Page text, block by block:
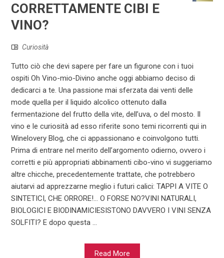
CORRETTAMENTE CIBI E
VINO?
Curiosità
Tutto ciò che devi sapere per fare un figurone con i tuoi
ospiti Oh Vino-mio-Divino anche oggi abbiamo deciso di
dedicarci a te. Una passione mai sferzata dai venti delle
mode quella per il liquido alcolico ottenuto dalla
fermentazione del frutto della vite, dell’uva, o del mosto. Il
vino e le curiosità ad esso riferite sono temi ricorrenti qui in
Winelovery Blog, che ci appassionano e coinvolgono tutti.
Prima di entrare nel merito dell’argomento odierno, ovvero i
corretti e più appropriati abbinamenti cibo-vino vi suggeriamo
altre chicche, precedentemente trattate, che potrebbero
aiutarvi ad apprezzarne meglio i futuri calici: TAPPI A VITE O
SINTETICI, CHE ORRORE!… O FORSE NO?VINI NATURALI,
BIOLOGICI E BIODINAMICIESISTONO DAVVERO I VINI SENZA
SOLFITI? E dopo questa ...
Read More